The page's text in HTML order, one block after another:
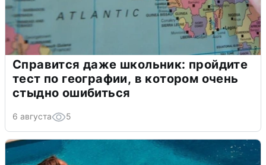
Справится даже школьник: пройдите
тест по географии, в котором очень
стыдно ошибиться
6 августа 5